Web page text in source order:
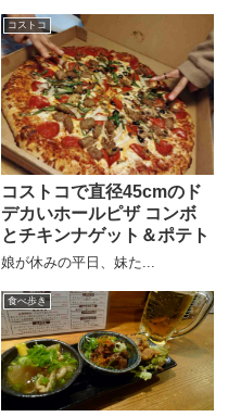
コストコ
コストコで直径45cmのド
デカいホールピザ コンボ
とチキンナゲット＆ポテト
娘が休みの平日、妹た...
食べ歩き